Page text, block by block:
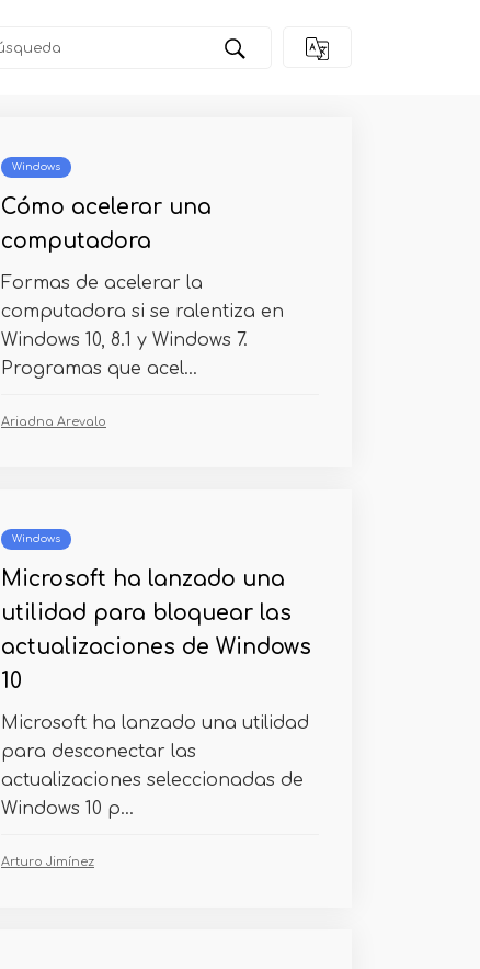
Windows
Cómo acelerar una
computadora
Formas de acelerar la
computadora si se ralentiza en
Windows 10, 8.1 y Windows 7.
Programas que acel...
Ariadna Arevalo
Windows
Microsoft ha lanzado una
utilidad para bloquear las
actualizaciones de Windows
10
Microsoft ha lanzado una utilidad
para desconectar las
actualizaciones seleccionadas de
Windows 10 p...
Arturo Jimínez